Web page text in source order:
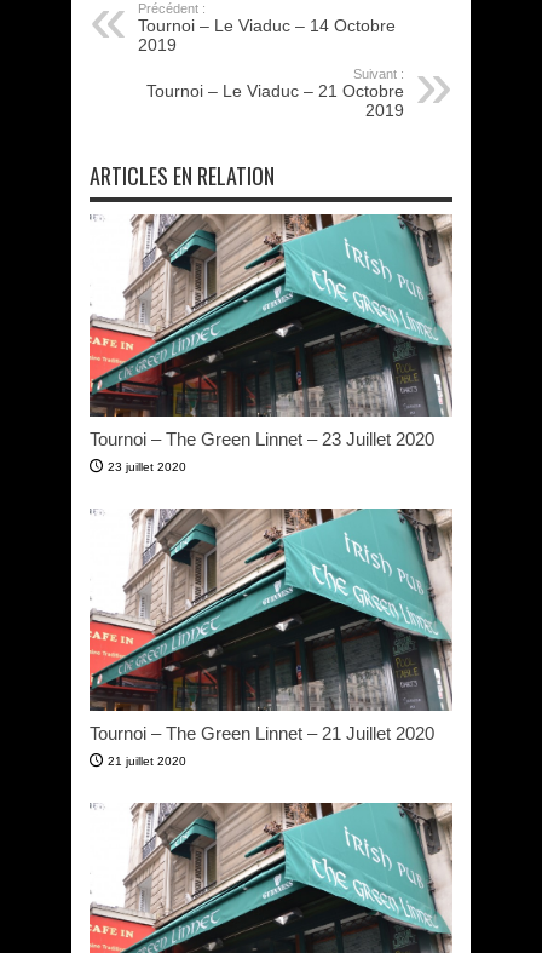
Précédent :
Tournoi – Le Viaduc – 14 Octobre
2019
Suivant :
Tournoi – Le Viaduc – 21 Octobre
2019
ARTICLES EN RELATION
Tournoi – The Green Linnet – 23 Juillet 2020
23 juillet 2020
Tournoi – The Green Linnet – 21 Juillet 2020
21 juillet 2020